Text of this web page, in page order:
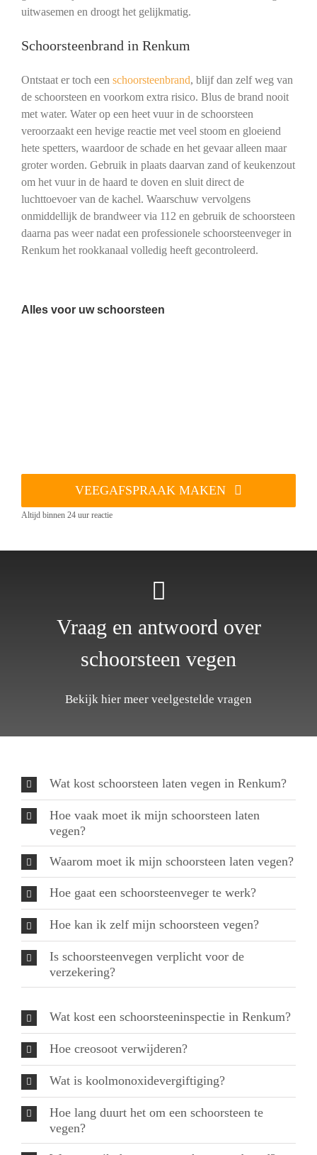
uitwasemen en droogt het gelijkmatig.
Schoorsteenbrand in Renkum
Ontstaat er toch een schoorsteenbrand, blijf dan zelf weg van
de schoorsteen en voorkom extra risico. Blus de brand nooit
met water. Water op een heet vuur in de schoorsteen
veroorzaakt een hevige reactie met veel stoom en gloeiend
hete spetters, waardoor de schade en het gevaar alleen maar
groter worden. Gebruik in plaats daarvan zand of keukenzout
om het vuur in de haard te doven en sluit direct de
luchttoevoer van de kachel. Waarschuw vervolgens
onmiddellijk de brandweer via 112 en gebruik de schoorsteen
daarna pas weer nadat een professionele schoorsteenveger in
Renkum het rookkanaal volledig heeft gecontroleerd.
Alles voor uw schoorsteen
VEEGAFSPRAAK MAKEN
Altijd binnen 24 uur reactie
Vraag en antwoord over
schoorsteen vegen
Bekijk hier meer veelgestelde vragen
Wat kost schoorsteen laten vegen in Renkum?
Hoe vaak moet ik mijn schoorsteen laten
vegen?
Waarom moet ik mijn schoorsteen laten vegen?
Hoe gaat een schoorsteenveger te werk?
Hoe kan ik zelf mijn schoorsteen vegen?
Is schoorsteenvegen verplicht voor de
verzekering?
Wat kost een schoorsteeninspectie in Renkum?
Hoe creosoot verwijderen?
Wat is koolmonoxidevergiftiging?
Hoe lang duurt het om een schoorsteen te
vegen?